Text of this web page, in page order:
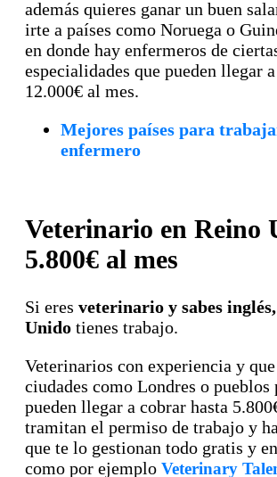
además quieres ganar un buen
irte a países como Noruega o
en donde hay enfermeros de
especialidades que pueden llegar
12.000€ al mes.
Mejores países para
enfermero
Veterinario en Reino
5.800€ al mes
Si eres veterinario y sabes inglés,
Unido tienes trabajo.
Veterinarios con experiencia y
ciudades como Londres o pueblos
pueden llegar a cobrar hasta
tramitan el permiso de trabajo y
que te lo gestionan todo gratis y
como por ejemplo Veterinary